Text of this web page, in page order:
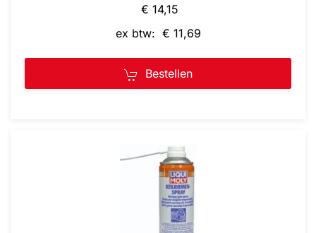
€ 14,15
ex btw: € 11,69
Bestellen